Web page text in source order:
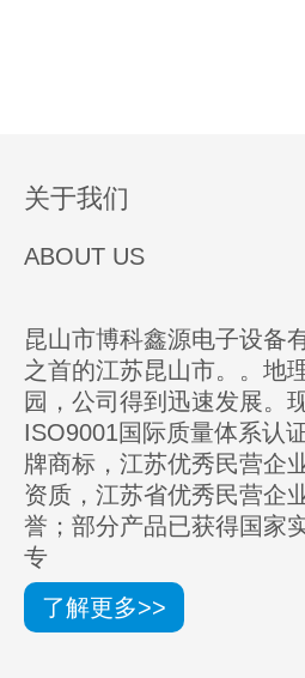
关于我们
ABOUT US
昆山市博科鑫源电子设备
之首的江苏昆山市。。地
园，公司得到迅速发展。
ISO9001国际质量体系认
牌商标，江苏优秀民营企
资质，江苏省优秀民营企
誉；部分产品已获得国家
专
了解更多>>